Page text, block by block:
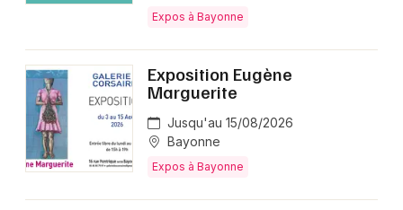
Expos à Bayonne
Exposition Eugène
Marguerite
Jusqu'au 15/08/2026
Bayonne
Expos à Bayonne